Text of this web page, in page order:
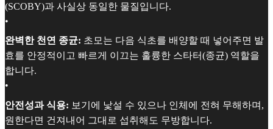
(SCOBY)과 사실상 동일한 물질입니다.
•
완벽한 천연 종균: 초모는 다음 식초를 배양할 때 넣어주면 발
효를 안정적이고 빠르게 이끄는 훌륭한 스타터(종균) 역할을
합니다.
•
안전성과 식용: 보기에 낯설 수 있으나 인체에 전혀 무해하며,
원한다면 건져내어 그대로 섭취해도 무방합니다.